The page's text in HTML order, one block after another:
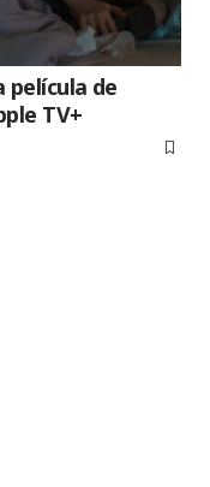
película de
TV+